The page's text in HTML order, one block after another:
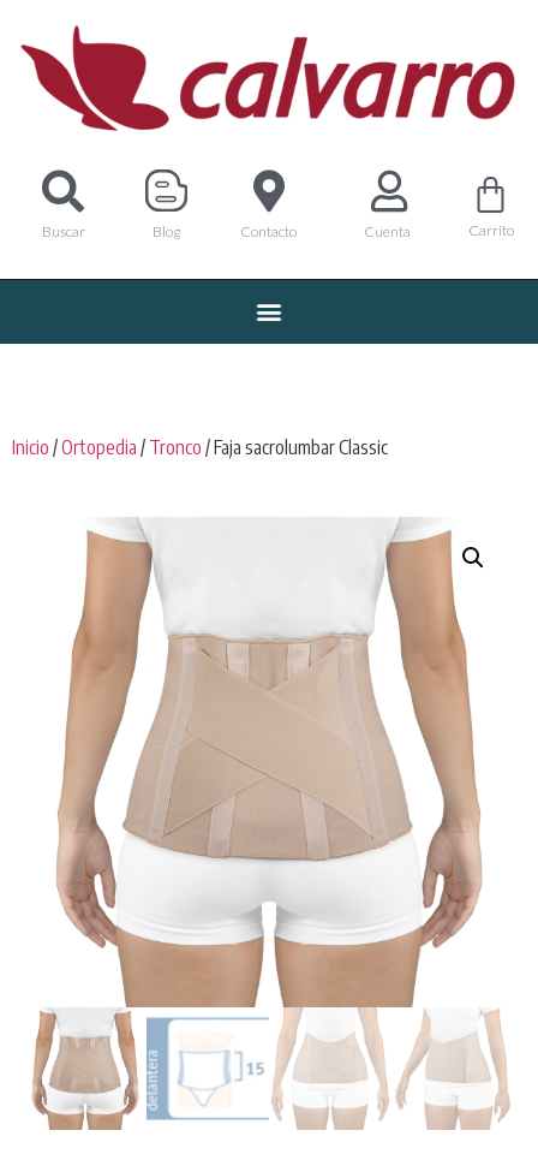
Buscar Blog Contacto Cuenta Carrito
Inicio /Ortopedia / Tronco / Faja sacrolumbar Classic